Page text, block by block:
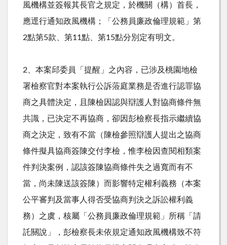
風機構並簽報其長官之規定，於機關（構）首長，
應逕行通知政風機構；「公務員廉政倫理規範」第
2點第5款、第11點、第15點分別定有明文。
2、本案邱委員「提醒」之內容，已涉及桃園地檢
署檢察官對本案執行公訴蒞庭業務是否進行認罪協
商之具體決定，且陳檢因認與辯護人對協商條件無
共識，已決定不再協商，卻因彭檢察長指示繼續協
商之決定，致有不當（陳檢參照辯護人提出之協商
條件擬具協商簽陳交付李檢，惟李檢因查閱相類案
件判決案例，認該簽陳協商條件失之過寬而有不
當，尚未陳送該簽陳）而影響特定權利義務（本案
公平審判及當事人得否受協商判決之訴訟權利義
務）之虞，核屬「公務員廉政倫理規範」所稱「請
託關說」，彭檢察長未依規定通知政風機構致不符